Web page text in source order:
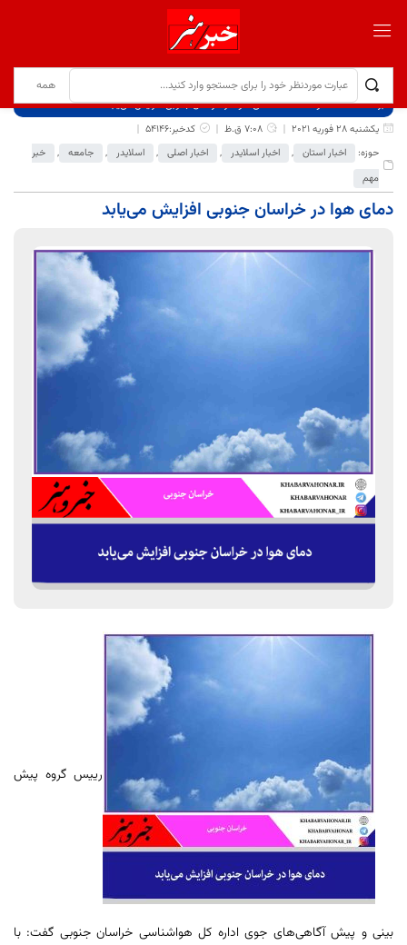
برگ نخست نوشته‌ها
دمای هوا در خراسان جنوبی افزایش می‌یابد
یکشنبه 28 فوریه 2021
7:08 ق.ظ
کدخبر:54146
حوزه:
اخبار استان , اخبار اسلایدر , اخبار اصلی , اسلایدر , جامعه ,
خبر
مهم
دمای هوا در خراسان جنوبی افزایش می‌یابد
رییس گروه پیش
بینی و پیش آگاهی‌های جوی اداره کل هواشناسی خراسان جنوبی گفت: با